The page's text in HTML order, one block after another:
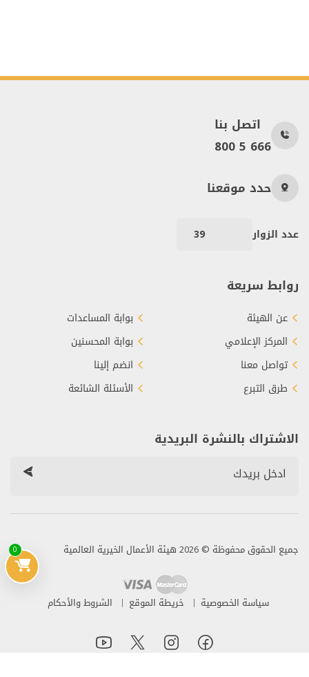
0
اتصل بنا
800 5 666
حدد موقعنا
عدد الزوار 39
روابط سريعة
عن الهيئة
المركز الإعلامي
تواصل معنا
طرق التبرع
بوابة المساعدات
بوابة المحسنين
انضم إلينا
الأسئلة الشائعة
الاشتراك بالنشرة البريدية
جميع الحقوق محفوظة © 2026 هيئة الأعمال الخيرية العالمية
سياسة الخصوصية خريطة الموقع الشروط والأحكام